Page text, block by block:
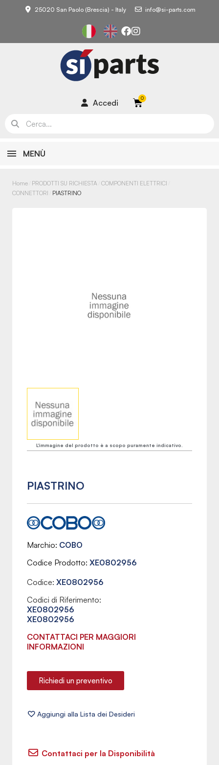
25020 San Paolo (Brescia) - Italy info@si-parts.com
Accedi
MENÙ
Home PRODOTTI SU RICHIESTA COMPONENTI ELETTRICI
CONNETTORI
PIASTRINO
L'immagine del prodotto è a scopo puramente indicativo.
PIASTRINO
Marchio COBO
Codice Prodotto XE0802956
Codice: XE0802956
Codici di Riferimento:
XE0802956
XE0802956
CONTATTACI PER MAGGIORI
INFORMAZIONI
Richiedi un preventivo
Contattaci per la Disponibilità